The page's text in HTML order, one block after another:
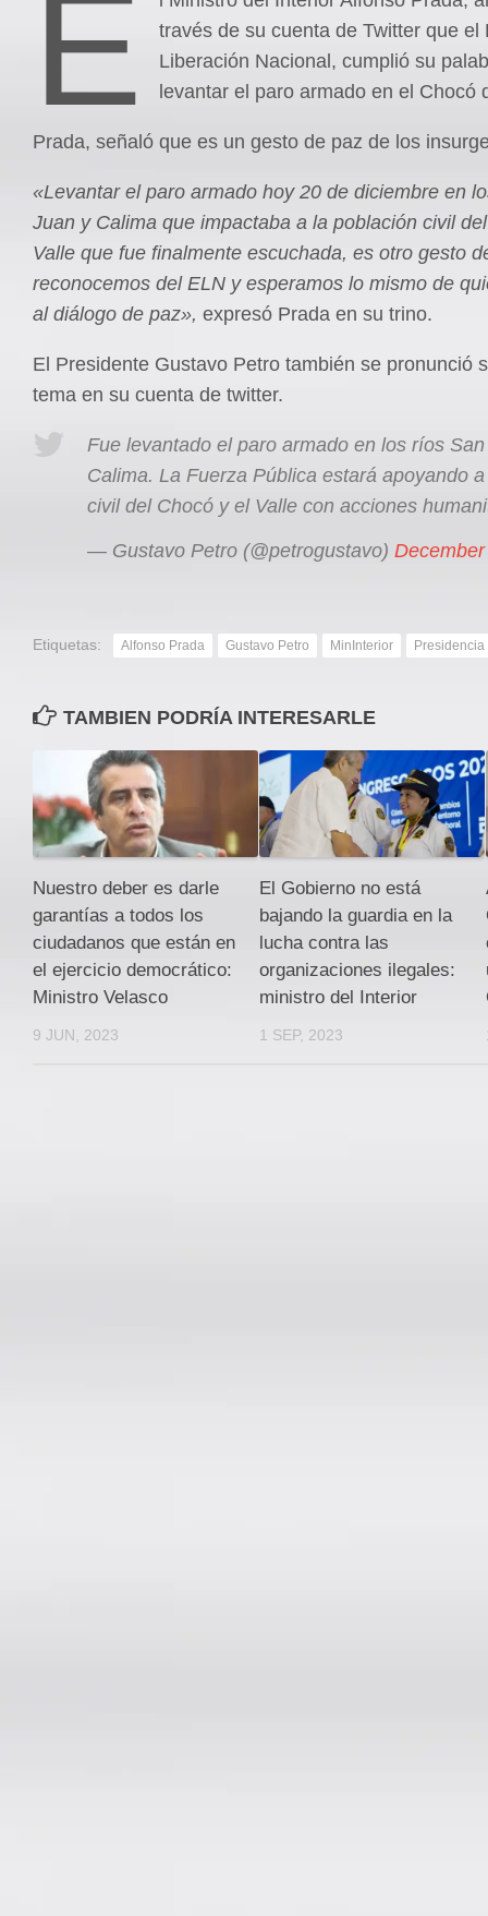
E
través de su cuenta de Twitter que el
Liberación Nacional, cumplió su
levantar el paro armado en el Chocó
Prada, señaló que es un gesto de paz de los
«Levantar el paro armado hoy 20 de diciembre en
Juan y Calima que impactaba a la población civil
Valle que fue finalmente escuchada, es otro gesto
reconocemos del ELN y esperamos lo mismo de
al diálogo de paz», expresó Prada en su trino.
El Presidente Gustavo Petro también se pronunció
tema en su cuenta de twitter.
Fue levantado el paro armado en los ríos
Calima. La Fuerza Pública estará apoyando
civil del Chocó y el Valle con acciones
— Gustavo Petro (@petrogustavo)
Etiquetas: Alfonso Prada Gustavo Petro MinInterior
TAMBIEN PODRÍA INTERESARLE
Nuestro deber es darle
garantías a todos los
ciudadanos que están en
el ejercicio democrático:
Ministro Velasco
9 JUN, 2023
El Gobierno no está
bajando la guardia en la
lucha contra las
organizaciones ilegales:
ministro del Interior
1 SEP, 2023